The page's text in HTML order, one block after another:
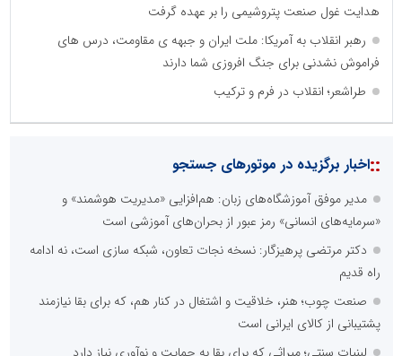
هدایت غول صنعت پتروشیمی را بر عهده گرفت
رهبر انقلاب به آمریکا: ملت ایران و جبهه ی مقاومت، درس های
فراموش نشدنی برای جنگ افروزی شما دارند
طراشعر؛ انقلاب در فرم و ترکیب
::اخبار برگزیده در موتورهای جستجو
مدیر موفق آموزشگاه‌های زبان: هم‌افزایی «مدیریت هوشمند» و
«سرمایه‌های انسانی» رمز عبور از بحران‌های آموزشی است
دکتر مرتضی پرهیزگار: نسخه نجات تعاون، شبکه سازی است، نه ادامه
راه قدیم
صنعت چوب؛ هنر، خلاقیت و اشتغال در کنار هم، که برای بقا نیازمند
پشتیبانی از کالای ایرانی است
لبنیات سنتی؛ میراثی که برای بقا به حمایت و نوآوری نیاز دارد